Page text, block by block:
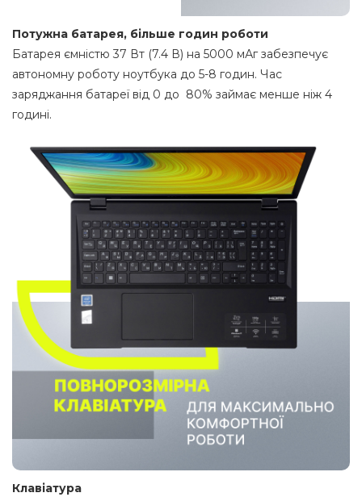
Потужна батарея, більше годин роботи
Батарея ємністю 37 Вт (7.4 В) на 5000 мАг забезпечує
автономну роботу ноутбука до 5-8 годин. Час
заряджання батареї від 0 до 80% займає менше ніж 4
годинi.
Клавіатура